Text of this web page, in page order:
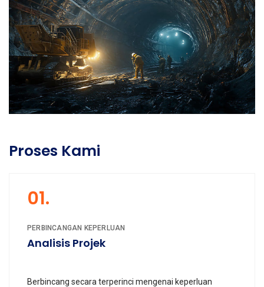
Proses Kami
01.
PERBINCANGAN KEPERLUAN
Analisis Projek
Berbincang secara terperinci mengenai keperluan